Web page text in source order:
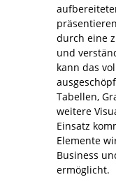
durch eine
und
kann das
Tabellen,
weitere
Einsatz
Elemente
Business
ermöglicht.